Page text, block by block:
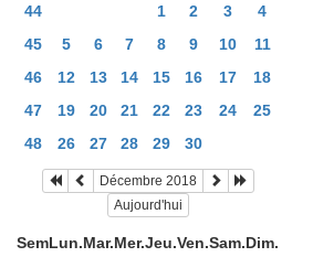
44
1 2 3
4
45
5 6 7 8 9 10
11
46
12 13 14 15 16 17
18
47
19 20 21 22 23 24
25
48
26 27 28 29 30
Décembre 2018
Aujourd'hui
SemLun.Mar.Mer.Jeu.Ven.Sam.Dim.